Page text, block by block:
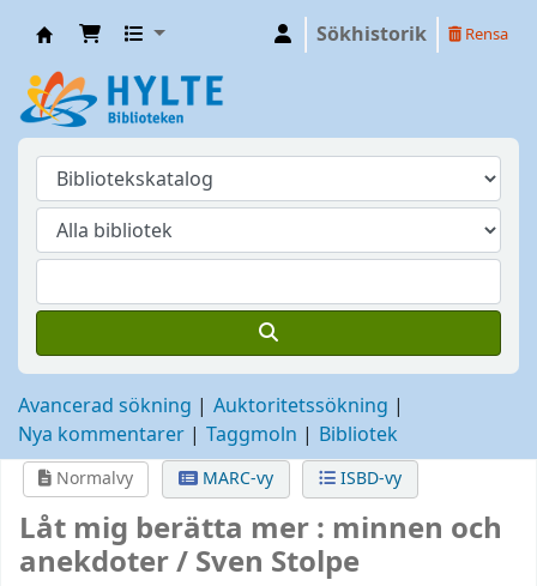
Sökhistorik Rensa
Avancerad sökning
Auktoritetssökning
Nya kommentarer
Taggmoln Bibliotek
Normalvy MARC-vy ISBD-vy
Låt mig berätta mer : minnen och
anekdoter /Sven Stolpe